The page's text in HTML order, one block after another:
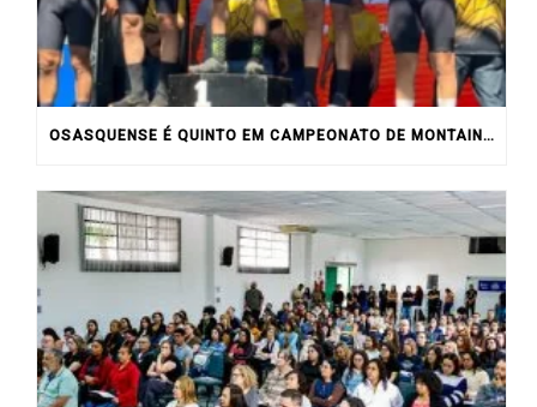
OSASQUENSE É QUINTO EM CAMPEONATO DE MONTAIN BIKE NO INTERIOR DO ESTADO